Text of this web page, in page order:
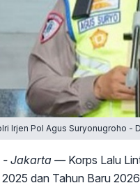
Irjen Pol Agus Suryonugroho -
- Jakarta — Korps Lalu
2025 dan Tahun Baru